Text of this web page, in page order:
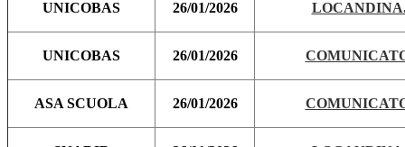
UNICOBAS 26/01/2026
UNICOBAS 26/01/2026
ASA SCUOLA 26/01/2026